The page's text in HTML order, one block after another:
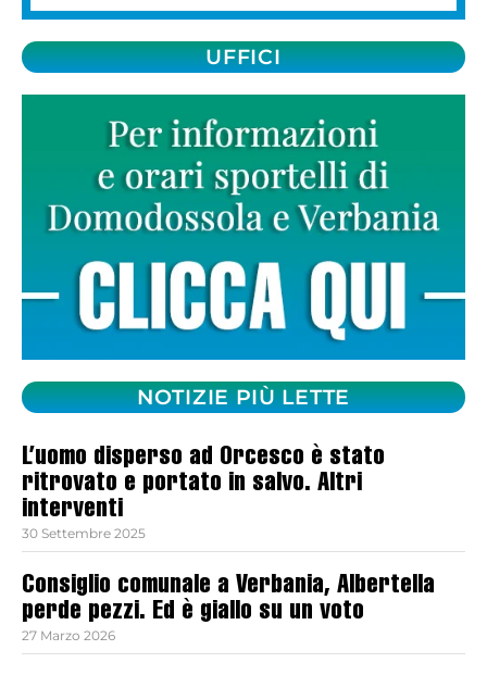
UFFICI
NOTIZIE PIÙ LETTE
L’uomo disperso ad Orcesco è stato
ritrovato e portato in salvo. Altri
interventi
30 Settembre 2025
Consiglio comunale a Verbania, Albertella
perde pezzi. Ed è giallo su un voto
27 Marzo 2026